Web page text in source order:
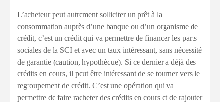
L’acheteur peut autrement solliciter un prêt à la
consommation auprès d’une banque ou d’un organisme de
crédit, c’est un crédit qui va permettre de financer les parts
sociales de la SCI et avec un taux intéressant, sans nécessité
de garantie (caution, hypothèque). Si ce dernier a déjà des
crédits en cours, il peut être intéressant de se tourner vers le
regroupement de crédit. C’est une opération qui va
permettre de faire racheter des crédits en cours et de rajouter